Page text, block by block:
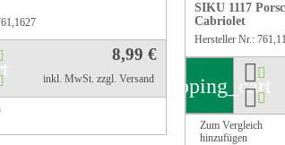
8,99 €
inkl. MwSt. zzgl. Versand
SIKU 1117
Cabriolet
Hersteller Nr.:
shopping_cart
Zum Vergleich
hinzufügen